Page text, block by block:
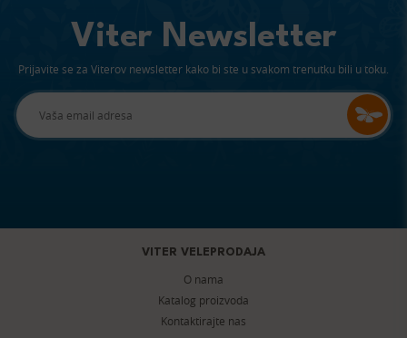
Viter Newsletter
Prijavite se za Viterov newsletter kako bi ste u svakom trenutku bili u toku.
VITER VELEPRODAJA
O nama
Katalog proizvoda
Kontaktirajte nas